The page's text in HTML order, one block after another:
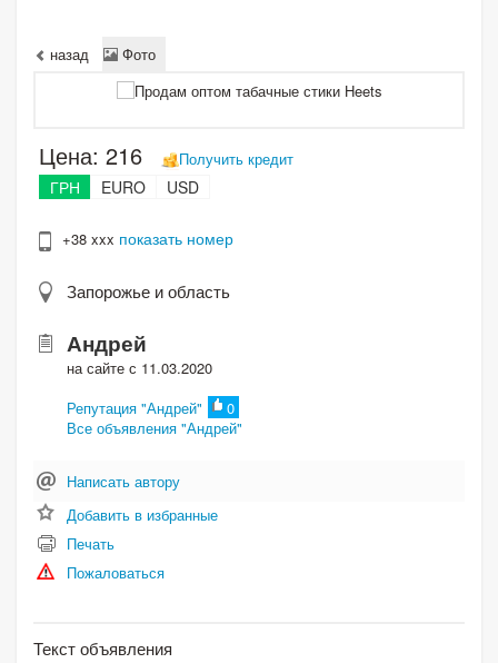
назад Фото
Цена: 216 Получить кредит
ГРН EURO USD
+38 xxx показать номер
Запорожье и область
Андрей
на сайте с 11.03.2020
Репутация "Андрей"
0
Все объявления "Андрей"
Написать автору
Добавить в избранные
Печать
Пожаловаться
Текст объявления